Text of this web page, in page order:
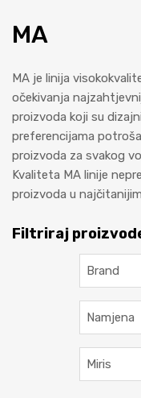
MA
MA je linija
očekivanja
proizvoda koji su
preferencijama
proizvoda za svakog
Kvaliteta MA linije
proizvoda u
Filtriraj
Brand
Namjena
Miris